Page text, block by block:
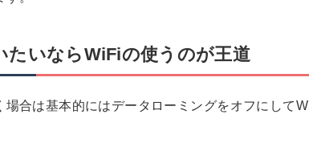
たいならWiFiの使うのが王道
場合は基本的にはデータローミングをオフにして